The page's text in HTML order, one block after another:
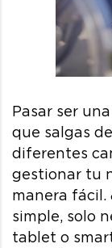
Pasar ser
que salgas
diferentes
gestionar tu
manera fácil.
simple, solo
tablet o